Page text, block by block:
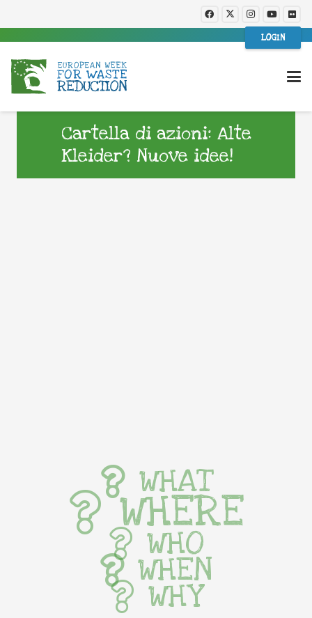
LOGIN
Cartella di azioni: Alte
Kleider? Nuove idee!
WHAT
WHERE
WHO
WHEN
WHY